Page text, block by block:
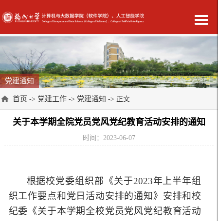
党建通知
首页 -> 党建工作 -> 党建通知 -> 正文
关于本学期全院党员党风党纪教育活动安排的通知
时间：2023-06-07
根据校党委组织部《关于2023年上半年组
织工作要点和党日活动安排的通知》安排和校
纪委《关于本学期全校党员党风党纪教育活动